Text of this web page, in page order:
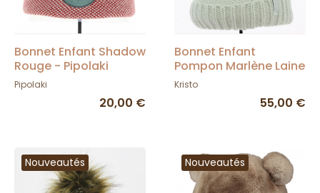
Bonnet Enfant Shadow
Rouge - Pipolaki
Pipolaki
20,00 €
Bonnet Enfant
Pompon Marlène Laine
- Kristo
Kristo
55,00 €
Nouveautés Nouveautés